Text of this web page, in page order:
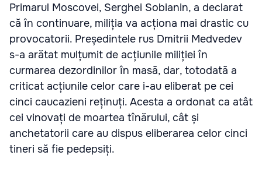
Primarul Moscovei, Serghei Sobianin, a declarat
că în continuare, miliția va acționa mai drastic cu
provocatorii. Președintele rus Dmitrii Medvedev
s-a arătat mulțumit de acțiunile miliției în
curmarea dezordinilor în masă, dar, totodată a
criticat acțiunile celor care i-au eliberat pe cei
cinci caucazieni reținuți. Acesta a ordonat ca atât
cei vinovați de moartea tînărului, cât și
anchetatorii care au dispus eliberarea celor cinci
tineri să fie pedepsiți.